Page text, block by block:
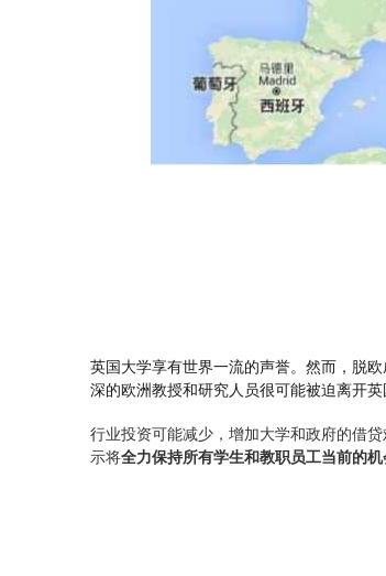
英国大学享有世界一流的声誉。然而，脱
深的欧洲教授和研究人员很可能被迫离开
行业投资可能减少，增加大学和政府的借
示将全力保持所有学生和教职员工当前的机